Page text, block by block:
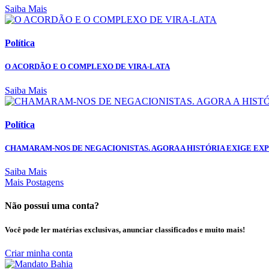
Saiba Mais
Política
O ACORDÃO E O COMPLEXO DE VIRA-LATA
Saiba Mais
Política
CHAMARAM-NOS DE NEGACIONISTAS. AGORA A HISTÓRIA EXIGE
Saiba Mais
Mais Postagens
Não possui uma conta?
Você pode ler matérias exclusivas, anunciar classificados e muito mais!
Criar minha conta